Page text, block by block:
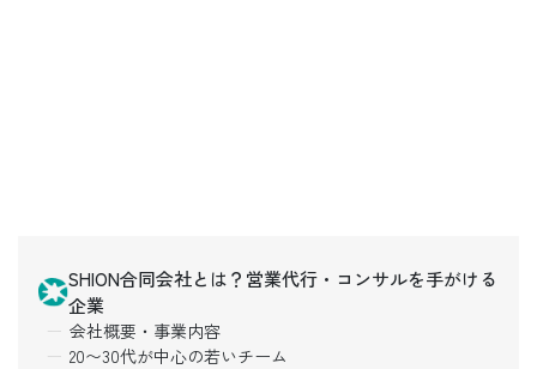
SHION合同会社とは？営業代行・コンサルを手がける
企業
会社概要・事業内容
20〜30代が中心の若いチーム